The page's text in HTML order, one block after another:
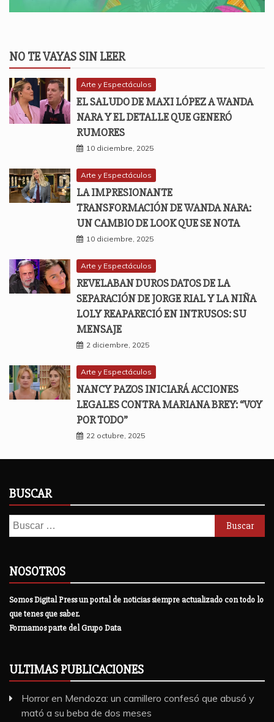
NO TE VAYAS SIN LEER
Arte y Espectáculos
EL SALUDO DE MAXI LÓPEZ A WANDA
NARA Y EL DETALLE QUE GENERÓ
RUMORES
10 diciembre, 2025
Arte y Espectáculos
LA IMPRESIONANTE
TRANSFORMACIÓN DE WANDA NARA:
UN CAMBIO DE LOOK QUE SE NOTA
10 diciembre, 2025
Arte y Espectáculos
REVELABAN DUROS DATOS DE LA
SEPARACIÓN DE JORGE RIAL Y LA NIÑA
LOLY REAPARECIÓ EN INTRUSOS: SU
MENSAJE
2 diciembre, 2025
Arte y Espectáculos
NANCY PAZOS INICIARÁ ACCIONES
LEGALES CONTRA MARIANA BREY: “VOY
POR TODO”
22 octubre, 2025
BUSCAR
Buscar:
NOSOTROS
Somos Digital Press un portal de noticias siempre actualizado con todo lo
que tenes que saber.
Formamos parte del Grupo Data
ULTIMAS PUBLICACIONES
Horror en Mendoza: un camillero confesó que abusó y
mató a su beba de dos meses